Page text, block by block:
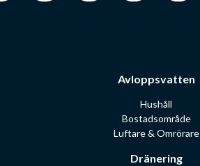
Avloppsvatten
Hushåll
Bostadsområde
Luftare & Omrörare
Dränering